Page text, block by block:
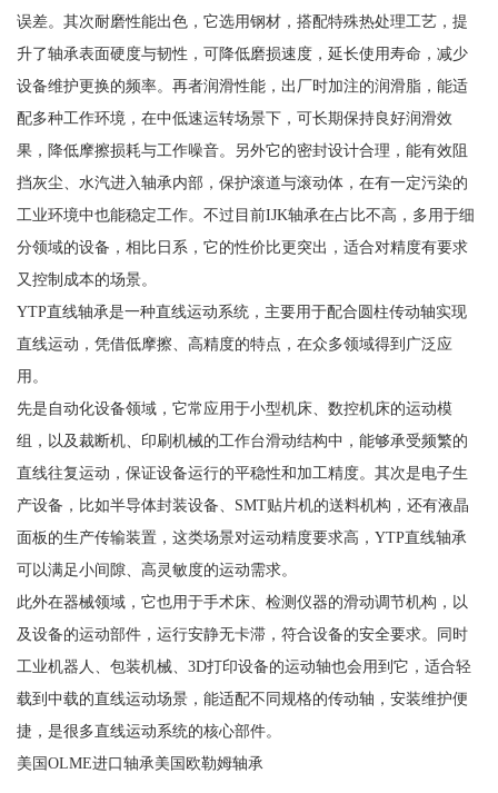
误差。其次耐磨性能出色，它选用钢材，搭配特殊热处理工艺，提
升了轴承表面硬度与韧性，可降低磨损速度，延长使用寿命，减少
设备维护更换的频率。再者润滑性能，出厂时加注的润滑脂，能适
配多种工作环境，在中低速运转场景下，可长期保持良好润滑效
果，降低摩擦损耗与工作噪音。另外它的密封设计合理，能有效阻
挡灰尘、水汽进入轴承内部，保护滚道与滚动体，在有一定污染的
工业环境中也能稳定工作。不过目前IJK轴承在占比不高，多用于细
分领域的设备，相比日系，它的性价比更突出，适合对精度有要求
又控制成本的场景。
YTP直线轴承是一种直线运动系统，主要用于配合圆柱传动轴实现
直线运动，凭借低摩擦、高精度的特点，在众多领域得到广泛应
用。
先是自动化设备领域，它常应用于小型机床、数控机床的运动模
组，以及裁断机、印刷机械的工作台滑动结构中，能够承受频繁的
直线往复运动，保证设备运行的平稳性和加工精度。其次是电子生
产设备，比如半导体封装设备、SMT贴片机的送料机构，还有液晶
面板的生产传输装置，这类场景对运动精度要求高，YTP直线轴承
可以满足小间隙、高灵敏度的运动需求。
此外在器械领域，它也用于手术床、检测仪器的滑动调节机构，以
及设备的运动部件，运行安静无卡滞，符合设备的安全要求。同时
工业机器人、包装机械、3D打印设备的运动轴也会用到它，适合轻
载到中载的直线运动场景，能适配不同规格的传动轴，安装维护便
捷，是很多直线运动系统的核心部件。
美国OLME进口轴承美国欧勒姆轴承